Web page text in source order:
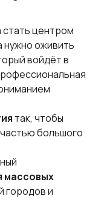
центром
нужно оживить
войдёт в
так, чтобы
большого
массовых
городов и